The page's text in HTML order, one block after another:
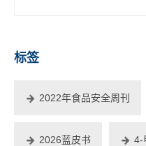
标签
2022年食品安全周刊
2026蓝皮书 4-